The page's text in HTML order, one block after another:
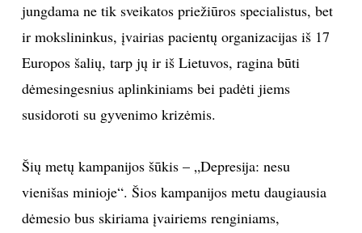
jungdama ne tik sveikatos priežiūros specialistus, bet
ir mokslininkus, įvairias pacientų organizacijas iš 17
Europos šalių, tarp jų ir iš Lietuvos, ragina būti
dėmesingesnius aplinkiniams bei padėti jiems
susidoroti su gyvenimo krizėmis.
Šių metų kampanijos šūkis – „Depresija: nesu
vienišas minioje“. Šios kampanijos metu daugiausia
dėmesio bus skiriama įvairiems renginiams,